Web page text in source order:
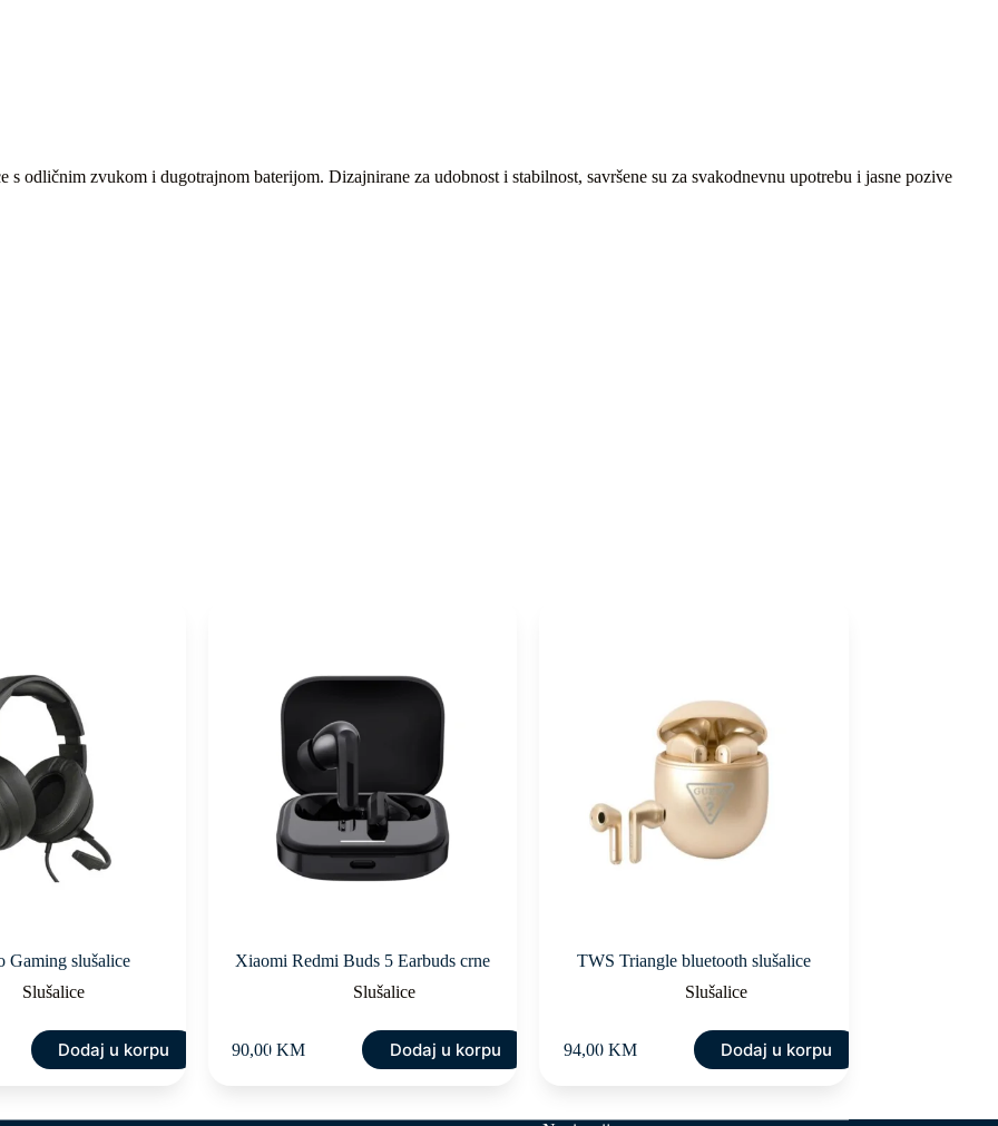
odličnim zvukom i dugotrajnom baterijom. Dizajnirane za udobnost i stabilnost, savršene su za svakodnevnu upotrebu i jasne pozive
Gaming slušalice
Slušalice
Dodaj u korpu
Xiaomi Redmi Buds 5 Earbuds crne
Slušalice
90,00KM Dodaj u korpu
TWS Triangle bluetooth slušalice
Slušalice
94,00 KM Dodaj u korpu